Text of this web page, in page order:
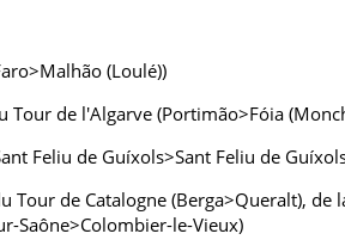
(Loulé))
de l'Algarve (Portimão>Fóia
Feliu de Guíxols>Sant Feliu de
Tour de Catalogne (Berga>Queralt),
Saône>Colombier-le-Vieux)